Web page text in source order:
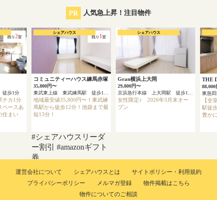
PR 人気急上昇！注目物件
残り 2室
徒歩1分
チカ1分
ペースあ
住まい
残り 1室
コミュニティーハウス練馬赤塚
35,800円〜
東武東上線 東武練馬駅 徒歩12分
地域最安値35,800円〜！東武練
馬駅から徒歩12分！池袋まで最
短13分！
シェアハウス
#シェアハウスリーダ
ー割引
#amazonギフト
券
Gran横浜上大岡
29,800円〜
京浜急行本線 上大岡駅 徒歩13分
女性限定♪ 2026年3月末オー
プン
シェアハウス
THE
88,000
【全
駅徒
豊か
運営会社について シェアハウスとは
サイトポリシー・利用規約
プライバシーポリシー
メルマガ登録
物件掲載はこちら
物件についてのご相談